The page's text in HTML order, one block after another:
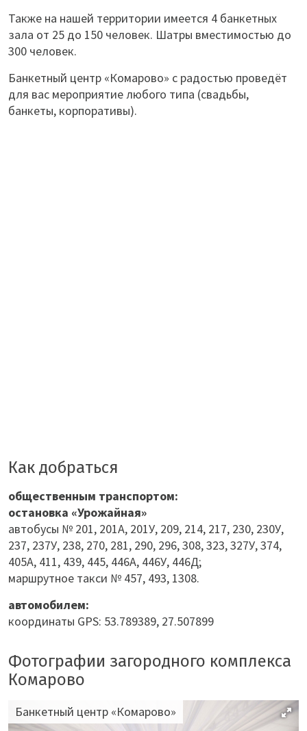
Также на нашей территории имеется 4 банкетных
зала от 25 до 150 человек. Шатры вместимостью до
300 человек.
Банкетный центр «Комарово» с радостью проведёт
для вас мероприятие любого типа (свадьбы,
банкеты, корпоративы).
Как добраться
общественным транспортом:
остановка «Урожайная»
автобусы № 201, 201А, 201У, 209, 214, 217, 230, 230У,
237, 237У, 238, 270, 281, 290, 296, 308, 323, 327У, 374,
405А, 411, 439, 445, 446А, 446У, 446Д;
маршрутное такси № 457, 493, 1308.
автомобилем:
координаты GPS: 53.789389, 27.507899
Фотографии загородного комплекса
Комарово
Банкетный центр «Комарово»